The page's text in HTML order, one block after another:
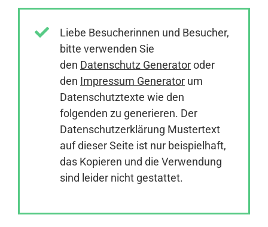
Pressemitteilungen
Anmelden
Liebe Besucherinnen und Besucher,
bitte verwenden Sie
den Datenschutz Generatoroder
den Impressum Generator um
Datenschutztexte wie den
folgenden zu generieren. Der
Datenschutzerklärung Mustertext
auf dieser Seite ist nur beispielhaft,
das Kopieren und die Verwendung
sind leider nicht gestattet.